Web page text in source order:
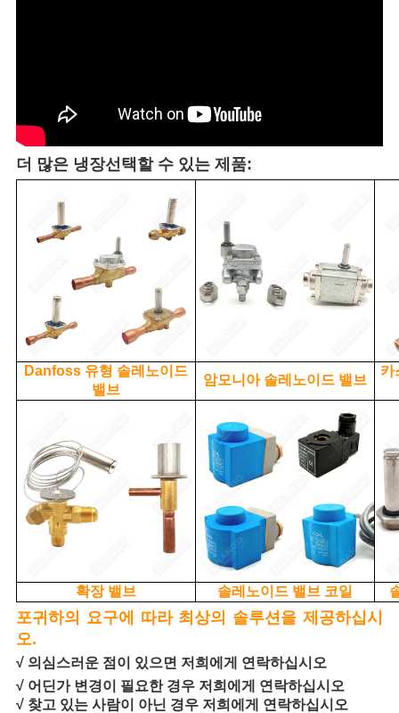
더 많은 냉장선택할 수 있는 제품:
Danfoss 유형 솔레노이드
밸브
암모니아 솔레노이드 밸브
카
확장 밸브 솔레노이드 밸브 코일
포귀하의 요구에 따라 최상의 솔루션을 제공하십시
오.
√ 의심스러운 점이 있으면 저희에게 연락하십시오
√ 어딘가 변경이 필요한 경우 저희에게 연락하십시오
√ 찾고 있는 사람이 아닌 경우 저희에게 연락하십시오